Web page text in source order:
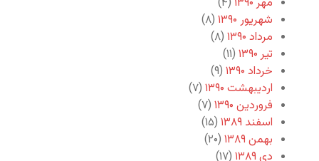
شهریور ۱۳۹۰
(۸)
مرداد ۱۳۹۰
(۸)
تیر ۱۳۹۰
(۱۱)
خرداد ۱۳۹۰
(۹)
اردیبهشت ۱۳۹۰
(۷)
فروردین ۱۳۹۰
(۷)
اسفند ۱۳۸۹
(۱۵)
بهمن ۱۳۸۹
(۲۰)
دی ۱۳۸۹
(۱۷)